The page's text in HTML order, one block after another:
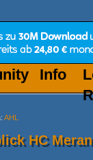
Info
: AHL
HC